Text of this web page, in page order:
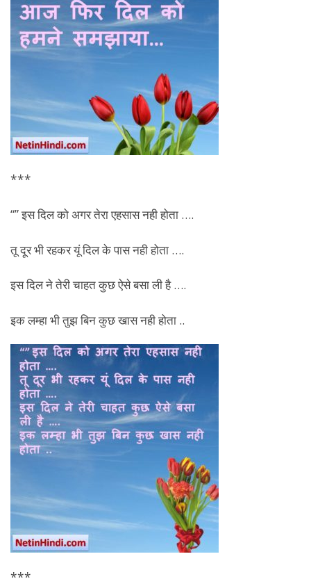
***
“” इस दिल को अगर तेरा एहसास नही होता ….
तू दूर भी रहकर यूं दिल के पास नही होता ….
इस दिल ने तेरी चाहत कुछ ऐसे बसा ली है ….
इक लम्हा भी तुझ बिन कुछ खास नही होता ..
***